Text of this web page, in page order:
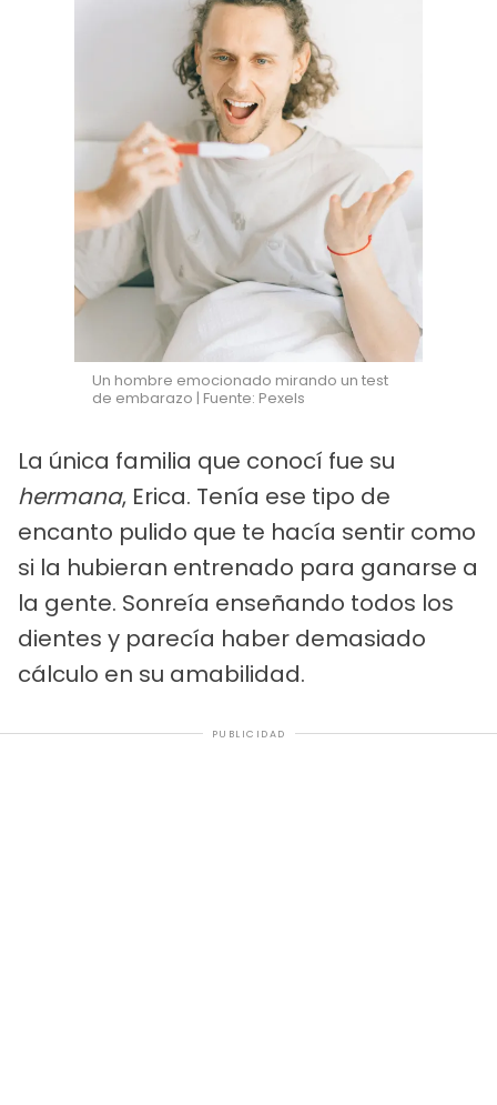
Un hombre emocionado mirando un test
de embarazo | Fuente: Pexels
La única familia que conocí fue su
hermana, Erica. Tenía ese tipo de
encanto pulido que te hacía sentir como
si la hubieran entrenado para ganarse a
la gente. Sonreía enseñando todos los
dientes y parecía haber demasiado
cálculo en su amabilidad.
PUBLICIDAD